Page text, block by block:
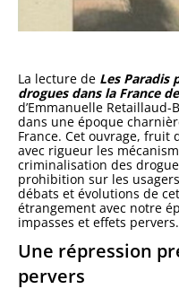
La lecture de Les Paradis
drogues dans la France
d’Emmanuelle
dans une époque
France. Cet ouvrage, fruit
avec rigueur les
criminalisation des
prohibition sur les
débats et évolutions de
étrangement avec notre
impasses et effets pervers.
Une répression
pervers